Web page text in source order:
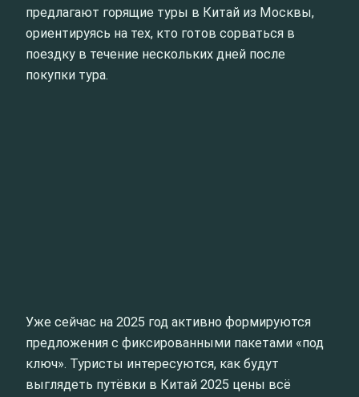
предлагают горящие туры в Китай из Москвы,
ориентируясь на тех, кто готов сорваться в
поездку в течение нескольких дней после
покупки тура.
Уже сейчас на 2025 год активно формируются
предложения с фиксированными пакетами «под
ключ». Туристы интересуются, как будут
выглядеть путёвки в Китай 2025 цены всё